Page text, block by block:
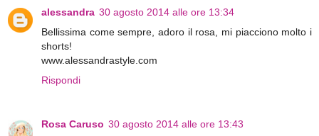
alessandra 30 agosto 2014 alle ore 13:34
Bellissima come sempre, adoro il rosa, mi piacciono molto i
shorts!
www.alessandrastyle.com
Rispondi
Rosa Caruso 30 agosto 2014 alle ore 13:43